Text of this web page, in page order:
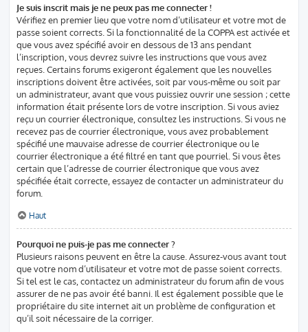
Je suis inscrit mais je ne peux pas me connecter !
Vérifiez en premier lieu que votre nom d’utilisateur et votre mot de
passe soient corrects. Si la fonctionnalité de la COPPA est activée et
que vous avez spécifié avoir en dessous de 13 ans pendant
l’inscription, vous devrez suivre les instructions que vous avez
reçues. Certains forums exigeront également que les nouvelles
inscriptions doivent être activées, soit par vous-même ou soit par
un administrateur, avant que vous puissiez ouvrir une session ; cette
information était présente lors de votre inscription. Si vous aviez
reçu un courrier électronique, consultez les instructions. Si vous ne
recevez pas de courrier électronique, vous avez probablement
spécifié une mauvaise adresse de courrier électronique ou le
courrier électronique a été filtré en tant que pourriel. Si vous êtes
certain que l’adresse de courrier électronique que vous avez
spécifiée était correcte, essayez de contacter un administrateur du
forum.
Haut
Pourquoi ne puis-je pas me connecter ?
Plusieurs raisons peuvent en être la cause. Assurez-vous avant tout
que votre nom d’utilisateur et votre mot de passe soient corrects.
Si tel est le cas, contactez un administrateur du forum afin de vous
assurer de ne pas avoir été banni. Il est également possible que le
propriétaire du site internet ait un problème de configuration et
qu’il soit nécessaire de la corriger.